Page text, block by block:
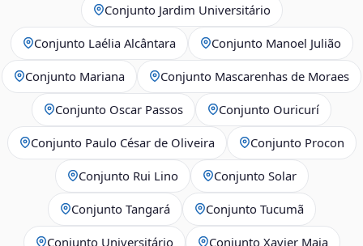
Conjunto Jardim Universitário
Conjunto Laélia Alcântara Conjunto Manoel Julião
Conjunto Mariana Conjunto Mascarenhas de Moraes
Conjunto Oscar Passos Conjunto Ouricurí
Conjunto Paulo César de Oliveira Conjunto Procon
Conjunto Rui Lino Conjunto Solar
Conjunto Tangará Conjunto Tucumã
Conjunto Universitário Conjunto Xavier Maia